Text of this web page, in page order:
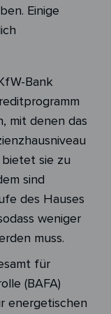
Einige
Bank
mit denen das
bietet sie zu
sind
des Hauses
weniger
muss.
für
(BAFA)
energetischen